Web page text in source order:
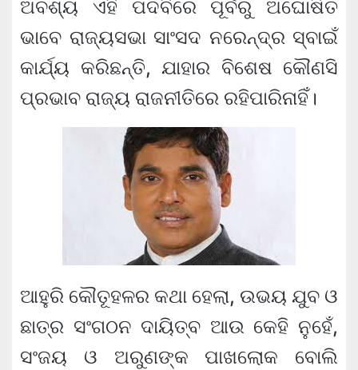
ଅବଶ୍ୟ ଏହି ପଦବିରେ ପୂର୍ବରୁ ଅଘୋଷିତ
ଭାବେ ରାଜ୍ୟସଭା ସାଂସଦ ନରେନ୍ଦ୍ର ସ୍ବାଇଁ
କାର୍ଯ୍ୟ କରିଛନ୍ତି, ଯାହାର ବିଶେଷ କୌଣସି
ପ୍ରଭାବ ରାଜ୍ୟ ରାଜନୀତିରେ ରହିପାରିନାହିଁ।
ଆହୁରି କୌତୂହଳର କଥା ହେଲା, ଉଭୟ ଯୁବ ଓ
ଛାତ୍ର ସଂଗଠନ ଦାୟିତ୍ବ ଆଉ କେହି ନୁହେଁ,
ସଂଜୟ ଓ ଅରୁଣଙ୍କ ପାଖଲୋକ ବୋଲି